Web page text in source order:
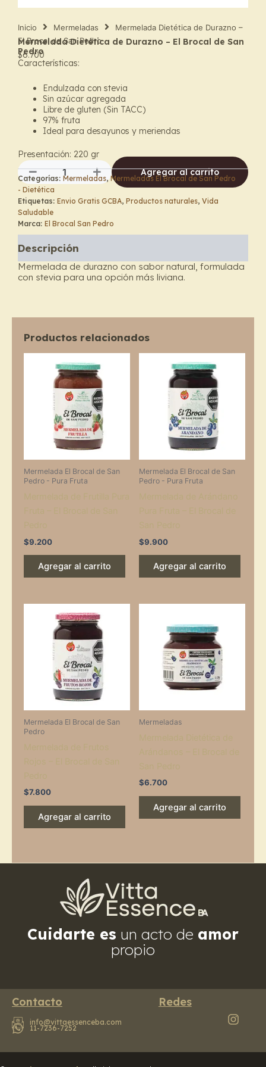
Inicio Mermeladas
Mermelada Dietética de Durazno –
El Brocal de San Pedro
Mermelada Dietética de Durazno – El Brocal de San
Pedro
$6.700
Características:
Endulzada con stevia
Sin azúcar agregada
Libre de gluten (Sin TACC)
97% fruta
Ideal para desayunos y meriendas
Presentación: 220 gr
Mermelada
Dietética
de
Durazno
–
Brocal
de
San
Agregar al carrito
Categorías: Mermeladas,Mermeladas El Brocal de San Pedro
- Dietética
Etiquetas: Envio Gratis GCBA, Productos naturales, Vida
Saludable
Marca: El Brocal San Pedro
Descripción
Mermelada de durazno con sabor natural, formulada
con stevia para una opción más liviana.
Productos relacionados
Mermelada El Brocal de San
Pedro - Pura Fruta
$9.200
Agregar al carrito
Mermelada El Brocal de San
Pedro - Pura Fruta
$9.900
Agregar al carrito
Mermelada El Brocal de San
Pedro
$7.800
Agregar al carrito
Mermeladas
$6.700
Agregar al carrito
Cuidarte es un acto de amor
propio
Contacto
info@vittaessenceba.com
11-7236-7252
Redes